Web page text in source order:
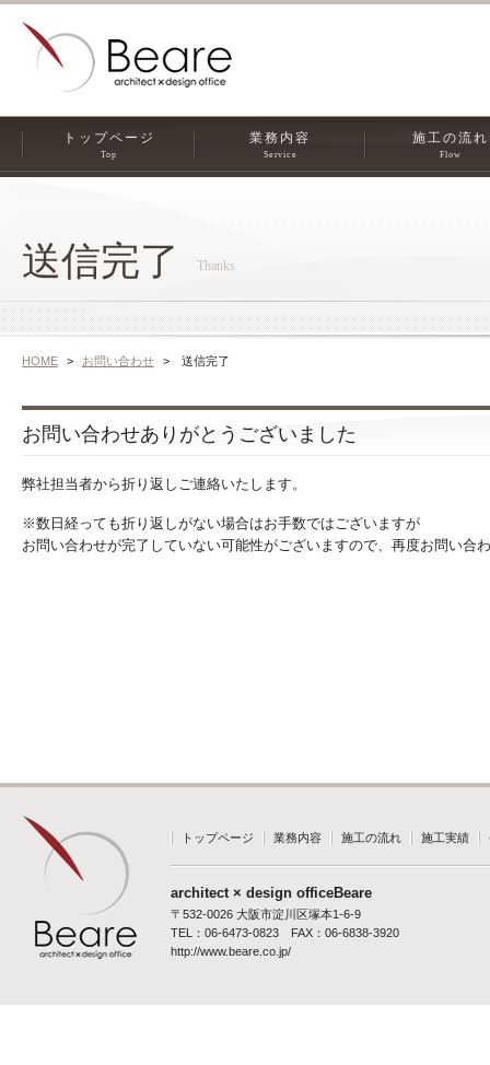
トップページ
Top
業務内容
Service
施工の流れ
Flow
送信完了 Thanks
HOME お問い合わせ 送信完了
お問い合わせありがとうございました
弊社担当者から折り返しご連絡いたします。
※数日経っても折り返しがない場合はお手数ではございますが
お問い合わせが完了していない可能性がございますので、再度お問い合
トップページ 業務内容 施工の流れ 施工実績
architect × design officeBeare
〒532-0026 大阪市淀川区塚本1-6-9
TEL：06-6473-0823 FAX：06-6838-3920
http://www.beare.co.jp/